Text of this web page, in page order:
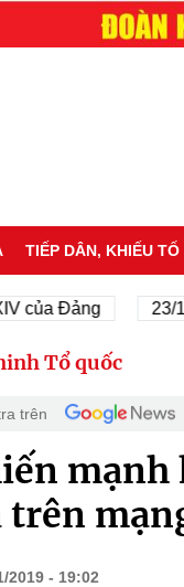
TIẾP DÂN, KHIẾU TỐ
Đảng 23/11/
Tổ quốc
trên
mạnh
trên
2019 - 19:02